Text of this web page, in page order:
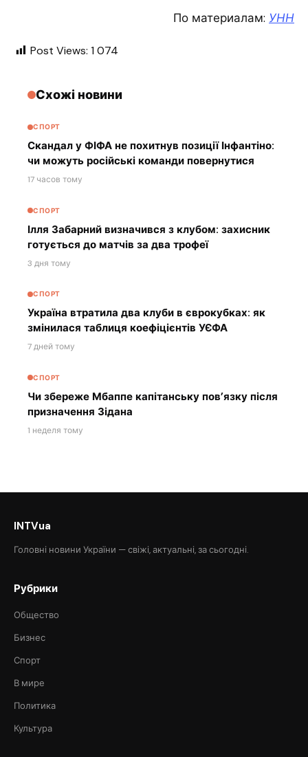
По материалам: УНН
Post Views: 1 074
Схожі новини
СПОРТ
Скандал у ФІФА не похитнув позиції Інфантіно:
чи можуть російські команди повернутися
17 часов тому
СПОРТ
Ілля Забарний визначився з клубом: захисник
готується до матчів за два трофеї
3 дня тому
СПОРТ
Україна втратила два клуби в єврокубках: як
змінилася таблиця коефіцієнтів УЄФА
7 дней тому
СПОРТ
Чи збереже Мбаппе капітанську пов’язку після
призначення Зідана
1 неделя тому
INTVua
Головні новини України — свіжі, актуальні, за сьогодні.
Рубрики
Общество
Бизнес
Спорт
В мире
Политика
Культура